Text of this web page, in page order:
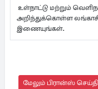
உள்நாட்டு மற்றும்
அறிந்துக்கொள்ள
இணையுங்கள்.
மேலும் பிரான்ஸ்